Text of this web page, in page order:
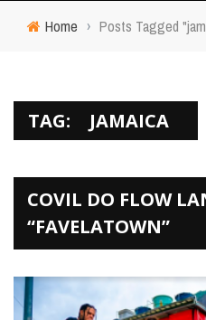
Home › Posts Tagged
TAG: JAMAICA
COVIL DO FLOW
“FAVELATOWN”